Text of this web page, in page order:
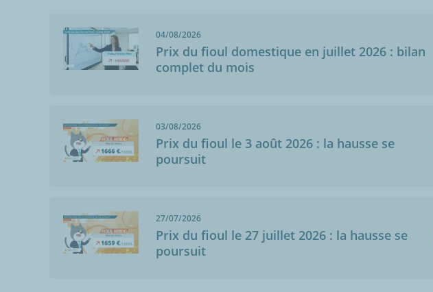
04/08/2026
Prix du fioul domestique en juillet 2026 : bilan
complet du mois
03/08/2026
Prix du fioul le 3 août 2026 : la hausse se
poursuit
27/07/2026
Prix du fioul le 27 juillet 2026 : la hausse se
poursuit